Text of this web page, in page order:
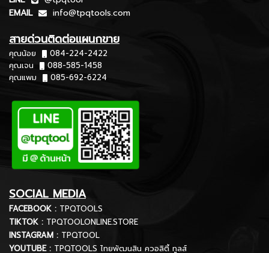
EMAIL
info@tpqtools.com
สายด่วนติดต่อแผนกขาย
คุณน้อย
084-224-2422
คุณเจน
088-585-1458
คุณแพม
085-692-6224
SOCIAL MEDIA
FACEBOOK : TPQTOOLS
TIKTOK : TPQTOOLONLINE.STORE
INSTAGRAM : TPQTOOL
YOUTUBE : TPQTOOLS ไทยพัฒนสิน ควอลิตี้ ทูลส์